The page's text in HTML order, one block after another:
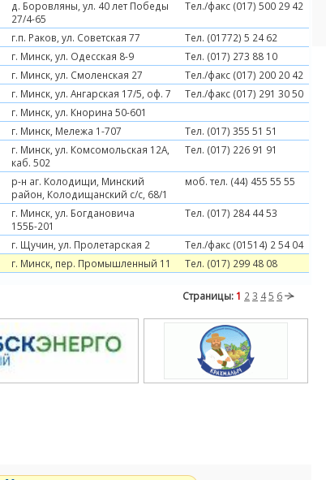
д. Боровляны, ул. 40 лет Победы
27/4-65
Тел./факс (017) 500 29 42
г.п. Раков, ул. Советская 77
Тел. (01772) 5 24 62
г. Минск, ул. Одесская 8-9
Тел. (017) 273 88 10
г. Минск, ул. Смоленская 27
Тел./факс (017) 200 20 42
г. Минск, ул. Ангарская 17/5, оф. 7
Тел./факс (017) 291 30 50
г. Минск, ул. Кнорина 50-601
г. Минск, Мележа 1-707
Тел. (017) 355 51 51
г. Минск, ул. Комсомольская 12А,
каб. 502
Тел. (017) 226 91 91
р-н аг. Колодищи, Минский
район, Колодищанский с/с, 68/1
моб. тел. (44) 455 55 55
г. Минск, ул. Богдановича
155Б-201
Тел. (017) 284 44 53
г. Щучин, ул. Пролетарская 2
Тел./факс (01514) 2 54 04
г. Минск, пер. Промышленный 11 Тел. (017) 299 48 08
Страницы: 1 2 3 45 6